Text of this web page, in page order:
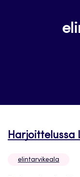
Harjoittelussa
elintarvikeala